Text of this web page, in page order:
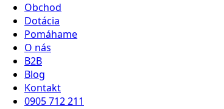
Obchod
Dotácia
Pomáhame
O nás
B2B
Blog
Kontakt
0905 712 211